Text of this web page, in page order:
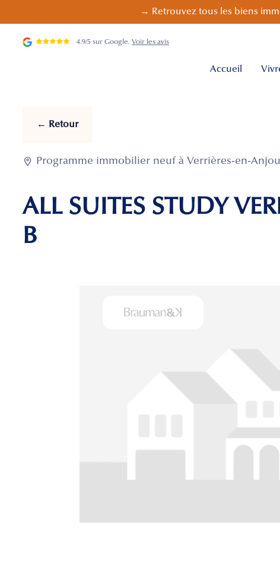
→ Retrouvez tous les biens
4.9/5 sur Google. Voir les avis
Accueil
← Retour
 Programme immobilier neuf à Verrières-en-Anjou
ALL SUITES STUDY
B